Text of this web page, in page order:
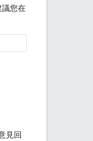
您在
見回